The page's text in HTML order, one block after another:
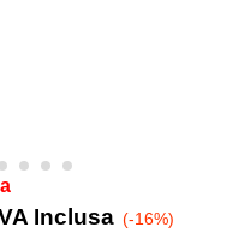
Inclusa (-16%)